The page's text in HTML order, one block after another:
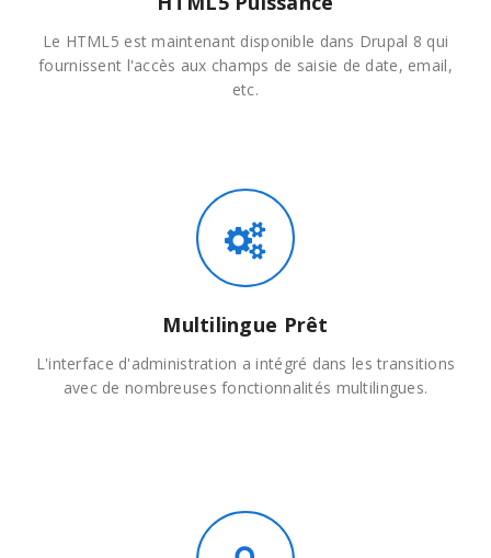
Le HTML5 est maintenant disponible dans Drupal 8 qui
fournissent l'accès aux champs de saisie de date, email,
etc.
Multilingue Prêt
L'interface d'administration a intégré dans les transitions
avec de nombreuses fonctionnalités multilingues.